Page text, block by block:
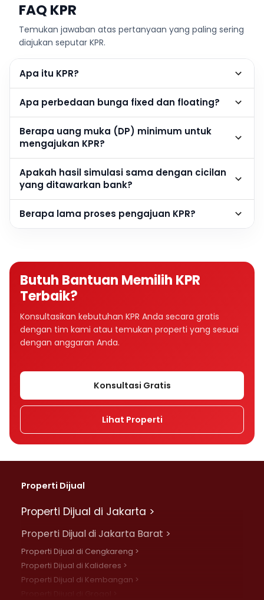
FAQ KPR
Temukan jawaban atas pertanyaan yang paling sering
diajukan seputar KPR.
Apa itu KPR?
Apa perbedaan bunga fixed dan floating?
Berapa uang muka (DP) minimum untuk
mengajukan KPR?
Apakah hasil simulasi sama dengan cicilan
yang ditawarkan bank?
Berapa lama proses pengajuan KPR?
Butuh Bantuan Memilih KPR
Terbaik?
Konsultasikan kebutuhan KPR Anda secara gratis
dengan tim kami atau temukan properti yang sesuai
dengan anggaran Anda.
Konsultasi Gratis
Lihat Properti
Properti Dijual
Properti Dijual di Jakarta >
Properti Dijual di Jakarta Barat >
Properti Dijual di Cengkareng >
Properti Dijual di Kalideres >
Properti Dijual di Kembangan >